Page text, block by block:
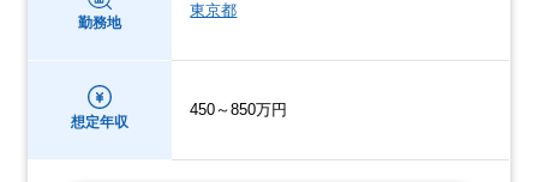
勤務地
東京都
想定年収
450～850万円